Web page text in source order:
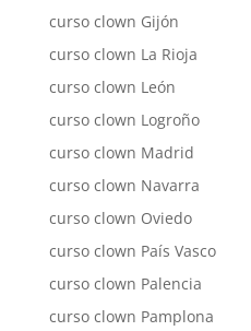
curso clown Gijón
curso clown La Rioja
curso clown León
curso clown Logroño
curso clown Madrid
curso clown Navarra
curso clown Oviedo
curso clown País Vasco
curso clown Palencia
curso clown Pamplona